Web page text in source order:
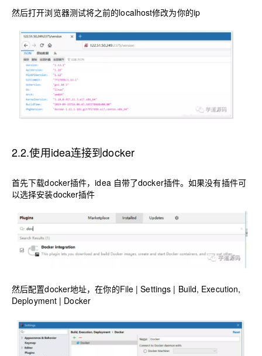
然后打开浏览器测试将之前的localhost修改为你的ip
2.2.使用idea连接到docker
首先下载docker插件，idea 自带了docker插件。如果没有插件可
以选择安装docker插件
然后配置docker地址，在你的File | Settings | Build, Execution,
Deployment | Docker